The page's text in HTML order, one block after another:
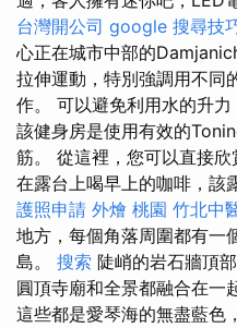
台灣開公司 google 搜尋技
心正在城市中部的
拉伸運動，特別強調用不同
作。 可以避免利用水的升力
該健身房是使用有效的
筋。 從這裡，您可以直接
在露台上喝早上的咖啡，該
護照申請 外燴 桃園 竹北中
地方，每個角落周圍都有一
島。 搜索 陡峭的岩石牆頂
圓頂寺廟和全景都融合在一
這些都是愛琴海的無盡藍色